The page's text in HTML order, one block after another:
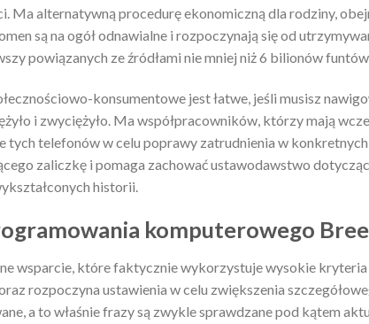
Ma alternatywną procedurę ekonomiczną dla rodziny,
są na ogół odnawialne i rozpoczynają się od
powiązanych ze źródłami nie mniej niż 6 bilionów funtów.
konsumentowe jest łatwe, jeśli musisz
i zwyciężyło. Ma współpracowników, którzy mają
tych telefonów w celu poprawy zatrudnienia w
zaliczkę i pomaga zachować ustawodawstwo
historii.
komputerowego
wsparcie, które faktycznie wykorzystuje wysokie
rozpoczyna ustawienia w celu zwiększenia
a to właśnie frazy są zwykle sprawdzane pod kątem